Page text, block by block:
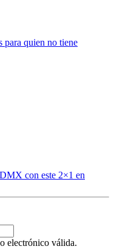
quien no tiene
con este 2×1 en
electrónico válida.